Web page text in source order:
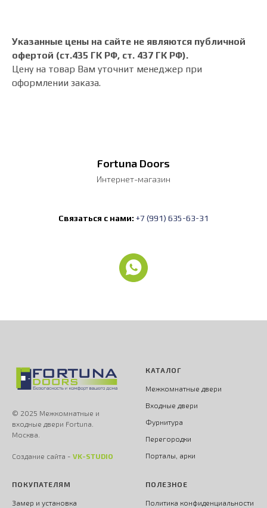
Указанные цены на сайте не являются публичной
офертой (ст.435 ГК РФ, cт. 437 ГК РФ).
Цену на товар Вам уточнит менеджер при
оформлении заказа.
Fortuna Doors
Интернет-магазин
Связаться с нами: +7 (991) 635-63-31
© 2025 Межкомнатные и
входные двери Fortuna.
Москва.
Создание сайта - VK-STUDIO
КАТАЛОГ
Межкомнатные двери
Входные двери
Фурнитура
Перегородки
Порталы, арки
ПОКУПАТЕЛЯМ
Замер и установка
ПОЛЕЗНОЕ
Политика конфиденциальности